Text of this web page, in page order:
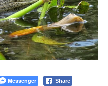
Messenger Share